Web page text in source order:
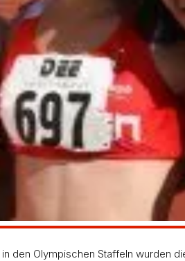
den Olympischen Staffeln wurden
beliebte Olympische
der weiblichen
wurde in
Alexandra